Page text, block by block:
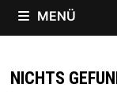
MENÜ
NICHTS